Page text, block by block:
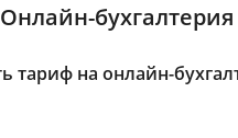
Онлайн-бухгалтерия
тариф на онлайн-